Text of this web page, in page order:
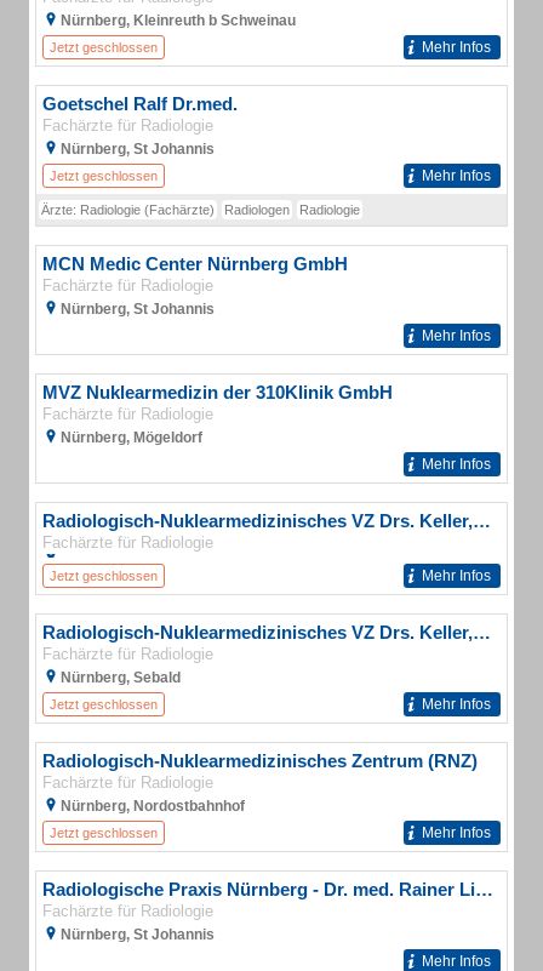
Nürnberg, Kleinreuth b Schweinau
Jetzt geschlossen Mehr Infos
Goetschel Ralf Dr.med.
Fachärzte für Radiologie
Nürnberg, St Johannis
Jetzt geschlossen Mehr Infos
Ärzte: Radiologie (Fachärzte) Radiologen Radiologie
MCN Medic Center Nürnberg GmbH
Fachärzte für Radiologie
Nürnberg, St Johannis
Mehr Infos
MVZ Nuklearmedizin der 310Klinik GmbH
Fachärzte für Radiologie
Nürnberg, Mögeldorf
Mehr Infos
Radiologisch-Nuklearmedizinisches VZ Drs. Keller, Wittmann, Gutheil, Hillmer Gemeinschaftspraxis für Nuklearmedizin
Fachärzte für Radiologie
Jetzt geschlossen Mehr Infos
Radiologisch-Nuklearmedizinisches VZ Drs. Keller, Wittmann, Gutheil, Hillmer Gemeinschaftspraxis für Nuklearmedizin
Fachärzte für Radiologie
Nürnberg, Sebald
Jetzt geschlossen Mehr Infos
Radiologisch-Nuklearmedizinisches Zentrum (RNZ)
Fachärzte für Radiologie
Nürnberg, Nordostbahnhof
Jetzt geschlossen Mehr Infos
Radiologische Praxis Nürnberg - Dr. med. Rainer Lindner
Fachärzte für Radiologie
Nürnberg, St Johannis
Mehr Infos